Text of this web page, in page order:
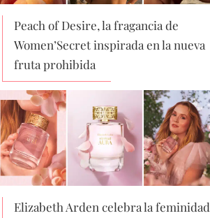
Peach of Desire, la fragancia de
Women’Secret inspirada en la nueva
fruta prohibida
Elizabeth Arden celebra la feminidad